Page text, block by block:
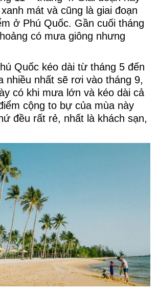
mát và cũng là giai đoạn
ở Phú Quốc. Gần cuối tháng
có mưa giông nhưng
Quốc kéo dài từ tháng 5 đến
nhiều nhất sẽ rơi vào tháng 9,
có khi mưa lớn và kéo dài cả
cộng to bự của mùa này
đều rất rẻ, nhất là khách sạn,